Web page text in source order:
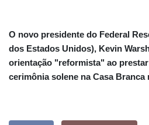
O novo presidente do Federal
dos Estados Unidos), Kevin
orientação "reformista" ao
cerimônia solene na Casa Branca